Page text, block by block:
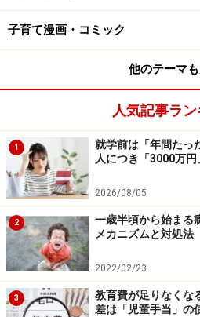
いたい」と思っていて、「目
ない原因になっていることがよ
子どもだけをみて、親
気質的に言うことをよく聞く
対応をしていても、言うこと
し方を振り返らずに進みがちで
ことを聞かないタイプの子は、
い限り、言うことを聞かない
が多くなります。つまり、言う
子の親は、親業を試される機会
のです。
子育て漫画・コミック
他のテーマ
人気記事ラ
1
就学前は「年間たっ
人につき「3000万円
2026/08/05
2
一歳半頃から始まる
メカニズムと対処法
2022/02/23
3
教育費が足りなくな
差は「児童手当」の